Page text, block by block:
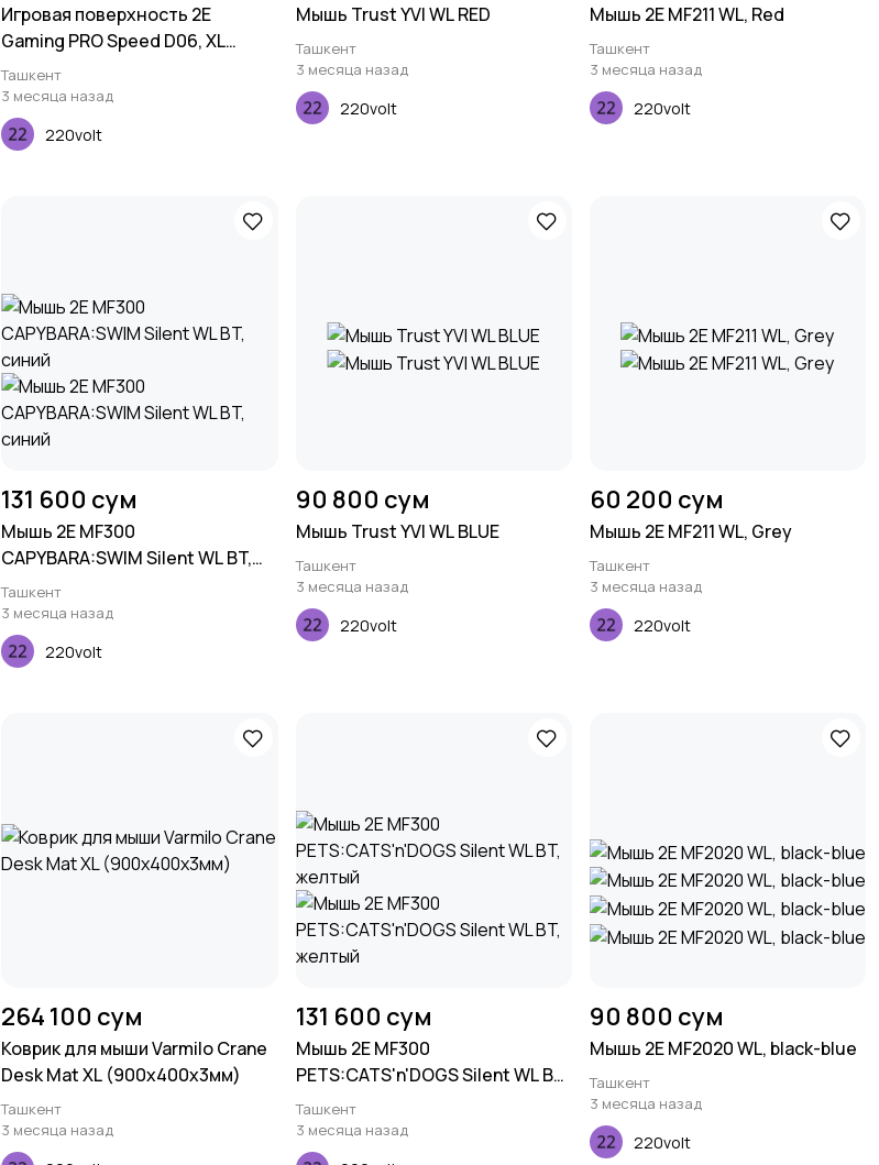
Игровая поверхность 2E
Gaming PRO Speed D06, XL
(800x450x3мм), многоцветный
Ташкент
3 месяца назад
220volt
Мышь Trust YVI WL RED
Ташкент
3 месяца назад
220volt
Мышь 2E MF211 WL, Red
Ташкент
3 месяца назад
220volt
131 600 сум
Мышь 2E MF300
CAPYBARA:SWIM Silent WL BT,
синий
Ташкент
3 месяца назад
220volt
90 800 сум
Мышь Trust YVI WL BLUE
Ташкент
3 месяца назад
220volt
60 200 сум
Мышь 2E MF211 WL, Grey
Ташкент
3 месяца назад
220volt
264 100 сум
Коврик для мыши Varmilo Crane
Desk Mat XL (900х400х3мм)
Ташкент
3 месяца назад
131 600 сум
Мышь 2E MF300
PETS:CATS'n'DOGS Silent WL BT,
желтый
Ташкент
3 месяца назад
90 800 сум
Мышь 2E MF2020 WL, black-blue
Ташкент
3 месяца назад
220volt